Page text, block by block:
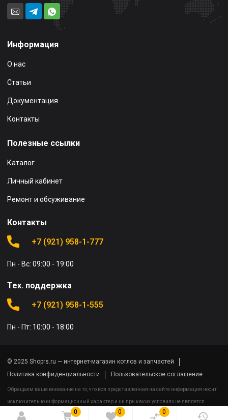
0 0 0
Информация
О нас
Статьи
Документация
Контакты
Полезные ссылки
Каталог
Личный кабинет
Ремонт и обсуживание
Контакты
+7 (921) 958-1-777
Пн - Вс: 09:00 - 19:00
Тех. поддержка
+7 (921) 958-1-555
Пн - Пт: 10:00 - 18:00
© 2025 Shoprs.ru — интернет-магазин котлов и запчастей
Политика конфиденциальности
Пользовательское соглашение
Обращаем ваше внимание на то, что вся представленная на сайте информация носит
исключительно информационный характер и ни при каких условиях не является
публичной офертой определяемой положениями Статьи 437(2) Гражданского кодекса